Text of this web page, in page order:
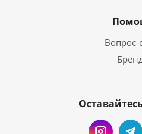
Вопрос-